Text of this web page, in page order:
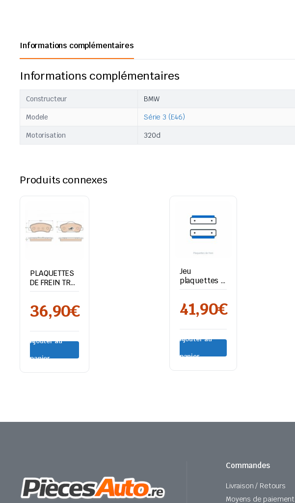
Informations complémentaires
Informations complémentaires
Constructeur BMW
Modele Série 3 (E46)
Motorisation 320d
Produits connexes
PLAQUETTES
DE FREIN TRW
VW GOLF V
36,90€
Ajouter au
panier
Jeu
plaquettes –
Mercedes
41,90€
Ajouter au
panier
Commandes
Livraison / Retours
Moyens de paiement